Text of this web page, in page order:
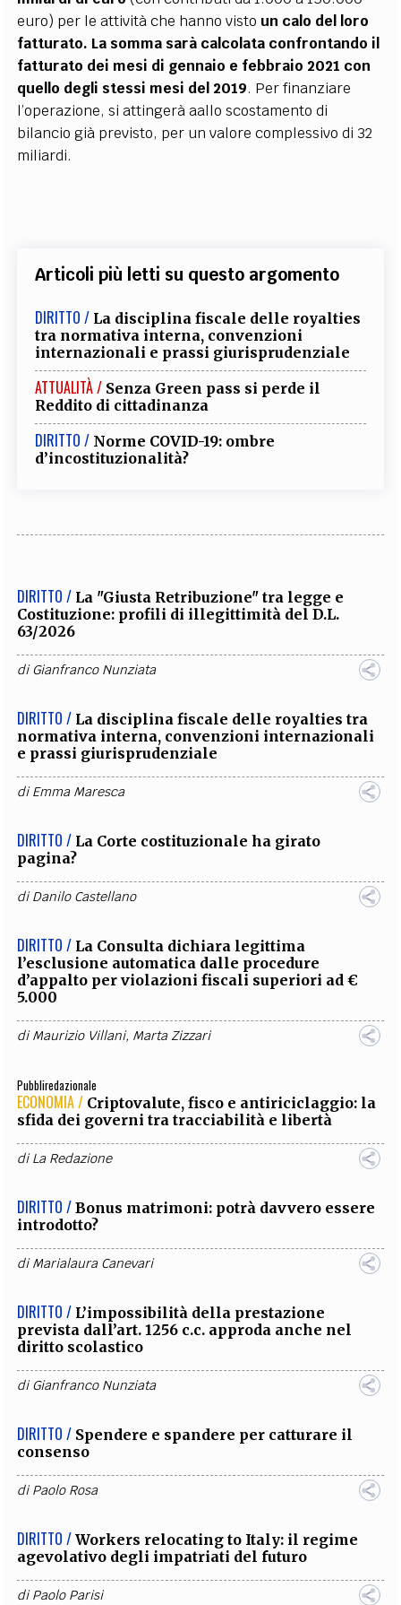
euro) per le attività che hanno visto un calo del loro
fatturato. La somma sarà calcolata confrontando il
fatturato dei mesi di gennaio e febbraio 2021 con
quello degli stessi mesi del 2019. Per finanziare
l’operazione, si attingerà aallo scostamento di
bilancio già previsto, per un valore complessivo di 32
miliardi.
Articoli più letti su questo argomento
DIRITTO / La disciplina fiscale delle royalties
tra normativa interna, convenzioni
internazionali e prassi giurisprudenziale
ATTUALITÀ / Senza Green pass si perde il
Reddito di cittadinanza
DIRITTO / Norme COVID-19: ombre
d’incostituzionalità?
DIRITTO / La "Giusta Retribuzione" tra legge e
Costituzione: profili di illegittimità del D.L.
63/2026
diGianfranco Nunziata
DIRITTO / La disciplina fiscale delle royalties tra
normativa interna, convenzioni internazionali
e prassi giurisprudenziale
diEmma Maresca
DIRITTO / La Corte costituzionale ha girato
pagina?
diDanilo Castellano
DIRITTO / La Consulta dichiara legittima
l’esclusione automatica dalle procedure
d’appalto per violazioni fiscali superiori ad €
5.000
diMaurizio Villani, Marta Zizzari
Pubbliredazionale
ECONOMIA / Criptovalute, fisco e antiriciclaggio: la
sfida dei governi tra tracciabilità e libertà
diLa Redazione
DIRITTO / Bonus matrimoni: potrà davvero essere
introdotto?
diMarialaura Canevari
DIRITTO / L’impossibilità della prestazione
prevista dall’art. 1256 c.c. approda anche nel
diritto scolastico
diGianfranco Nunziata
DIRITTO / Spendere e spandere per catturare il
consenso
diPaolo Rosa
DIRITTO / Workers relocating to Italy: il regime
agevolativo degli impatriati del futuro
diPaolo Parisi